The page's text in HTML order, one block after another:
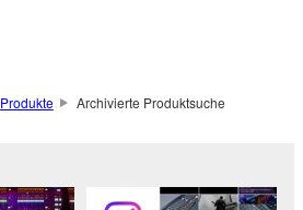
Produkte Archivierte Produktsuche